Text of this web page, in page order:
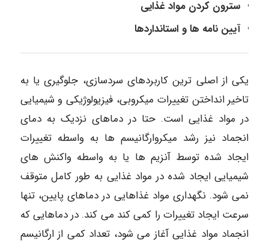
سترون کردن مواد غذایی
آیین نامه ها و استانداردها
یکی از اصلی ترین کاربردهای سردسازی، جلوگیری یا به
تاخیر انداختن تغییرات میکروبی، فیزیولوژیکی و شیمیایی
در مواد غذایی است. حتا در دماهای نزدیک به دمای
انجماد نیز رشد میکروارگانیسم ها به واسطه تغییرات
ایجاد شده توسط آنزیم ها یا به واسطه واکنش های
شیمیایی ایجاد شده در مواد غذایی به طور کامل متوقف
نمی شود. نگهداری مواد غذاهایی در دماهای پایین، تنها
سرعت ایجاد تغییرات را کمی کند می کند. در دماهایی که
انجماد مواد غذایی آغاز می شود، تعداد کمی از ارگانیسم